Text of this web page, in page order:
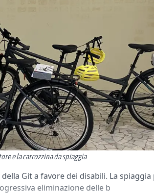
e la carrozzina da spiaggia
Git a favore dei disabili. La
eliminazione delle b